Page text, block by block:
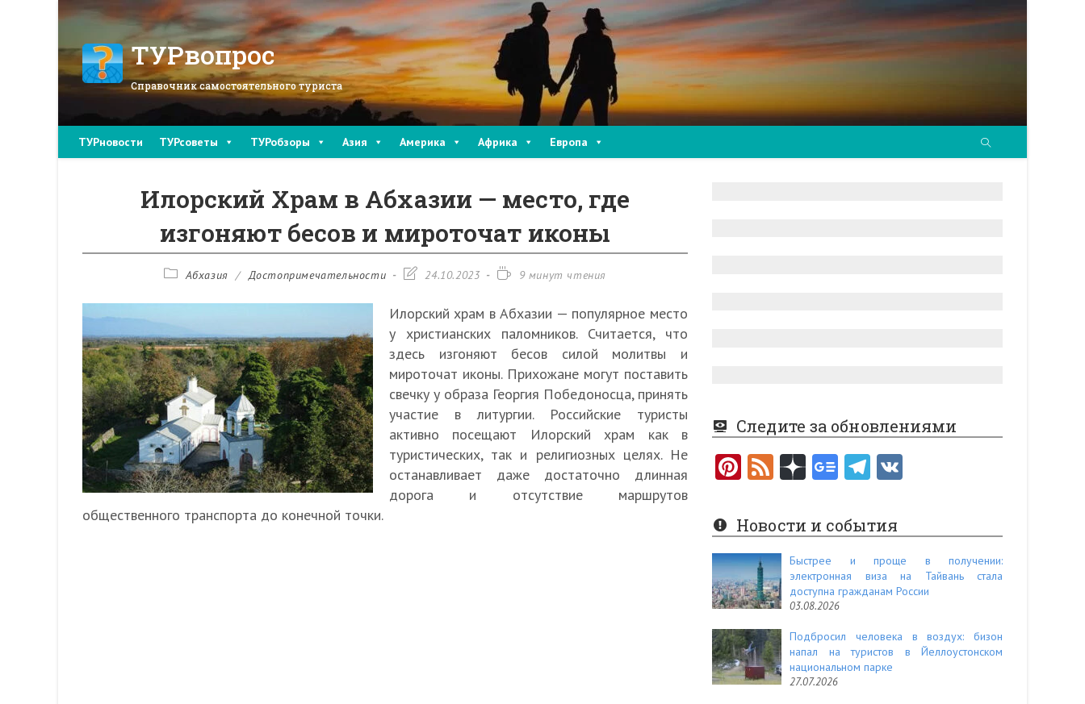
ТУРвопрос
Справочник самостоятельного туриста
ТУРновости ТУРсоветы ТУРобзоры Азия Америка Африка Европа
Илорский Храм в Абхазии — место, где
изгоняют бесов и мироточат иконы
РубрикаАбхазия / Достопримечательности
Запись24.10.2023
Время9 минут чтения
Илорский храм в Абхазии — популярное место
у христианских паломников. Считается, что
здесь изгоняют бесов силой молитвы и
мироточат иконы. Прихожане могут поставить
свечку у образа Георгия Победоносца, принять
участие в литургии. Российские туристы
активно посещают Илорский храм как в
туристических, так и религиозных целях. Не
останавливает даже достаточно длинная
дорога и отсутствие маршрутов
общественного транспорта до конечной точки.
Следите за обновлениями
Pi
er
es
t
F
e
d
Новости и события
Быстрее и проще в получении:
электронная виза на Тайвань стала
доступна гражданам России
03.08.2026
Подбросил человека в воздух: бизон
напал на туристов в Йеллоустонском
национальном парке
27.07.2026